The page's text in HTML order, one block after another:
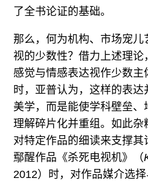
了全书论证的基础。
那么，何为机构、市场宠
视的少数性？借力上述理
感觉与情感表达视作少数主
时，亚普认为，这样的表
美学，而是能使学科壁垒
理解碎片化并重组。如此
对特定作品的细读来支撑
鄢醒作品《杀死电视机》（
2012）时，对作品媒介选